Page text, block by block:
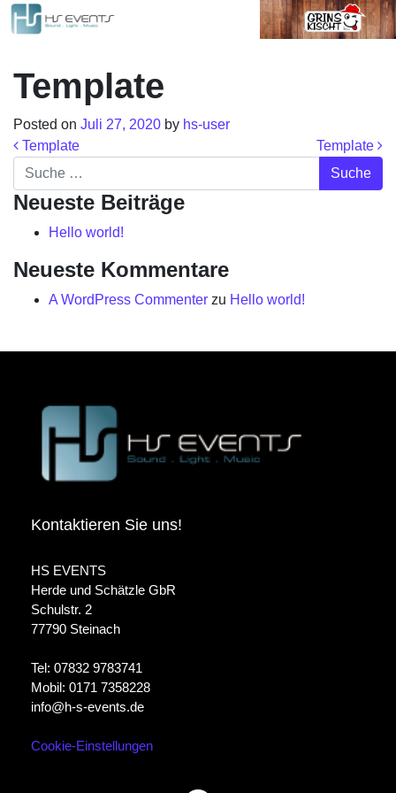
Template
Posted on Juli 27, 2020 by hs-user
Beitrags-Navigation
Template
Template
Suche
Neueste Beiträge
Hello world!
Neueste Kommentare
A WordPress Commenter zu Hello world!
Kontaktieren Sie uns!
HS EVENTS
Herde und Schätzle GbR
Schulstr. 2
77790 Steinach
Tel: 07832 9783741
Mobil: 0171 7358228
info@h-s-events.de
Cookie-Einstellungen